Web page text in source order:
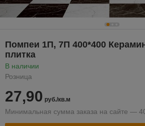
Помпеи 1П, 7П 400*400
плитка
В наличии
Розница
27,90 руб./кв.м
Минимальная сумма заказа на сайте —